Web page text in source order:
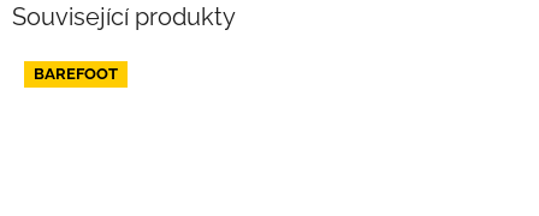
Související produkty
BAREFOOT